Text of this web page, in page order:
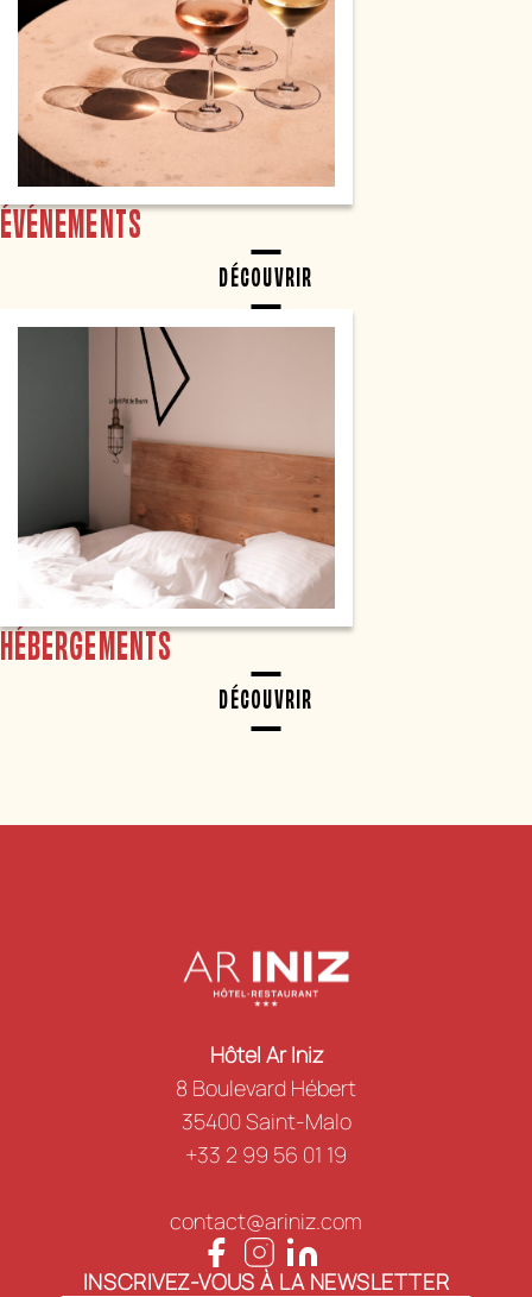
ÉVÉNEMENTS
DÉCOUVRIR
HÉBERGEMENTS
DÉCOUVRIR
Hôtel Ar Iniz
8 Boulevard Hébert
35400 Saint-Malo
+33 2 99 56 01 19
contact@ariniz.com
INSCRIVEZ-VOUS À LA NEWSLETTER